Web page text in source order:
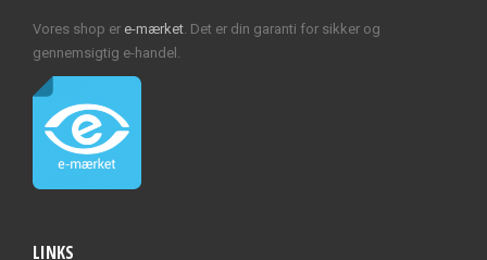
Vores shop er e-mærket. Det er din garanti for sikker og
gennemsigtig e-handel.
LINKS